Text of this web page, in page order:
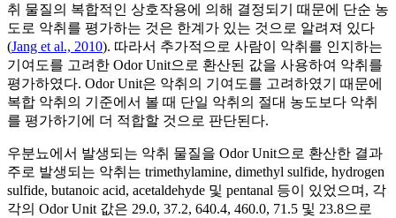
취 물질의 복합적인 상호작용에 의해 결정되기 때문에 단순 농
도로 악취를 평가하는 것은 한계가 있는 것으로 알려져 있다
(Jang et al., 2010). 따라서 추가적으로 사람이 악취를 인지하는
기여도를 고려한 Odor Unit으로 환산된 값을 사용하여 악취를
평가하였다. Odor Unit은 악취의 기여도를 고려하였기 때문에
복합 악취의 기준에서 볼 때 단일 악취의 절대 농도보다 악취
를 평가하기에 더 적합할 것으로 판단된다.
우분뇨에서 발생되는 악취 물질을 Odor Unit으로 환산한 결과
주로 발생되는 악취는 trimethylamine, dimethyl sulfide, hydrogen
sulfide, butanoic acid, acetaldehyde 및 pentanal 등이 있었으며, 각
각의 Odor Unit 값은 29.0, 37.2, 640.4, 460.0, 71.5 및 23.8으로